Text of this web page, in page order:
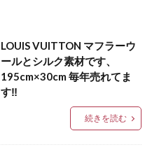
LOUIS VUITTON マフラーウ
ールとシルク素材です、
195cm×30cm 毎年売れてま
す‼️
続きを読む